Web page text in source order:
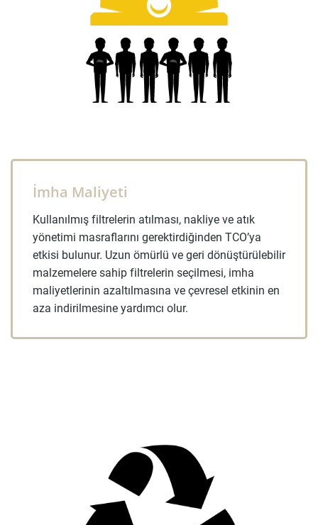
İmha Maliyeti
Kullanılmış filtrelerin atılması, nakliye ve atık
yönetimi masraflarını gerektirdiğinden TCO’ya
etkisi bulunur. Uzun ömürlü ve geri dönüştürülebilir
malzemelere sahip filtrelerin seçilmesi, imha
maliyetlerinin azaltılmasına ve çevresel etkinin en
aza indirilmesine yardımcı olur.